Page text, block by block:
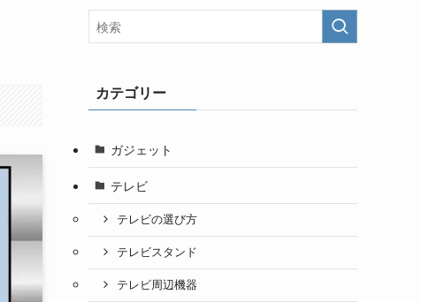
カテゴリー
ガジェット
テレビ
テレビの選び方
テレビスタンド
テレビ周辺機器